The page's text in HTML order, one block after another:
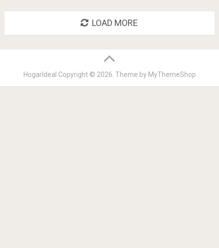
LOAD MORE
HogarIdeal Copyright © 2026. Theme by MyThemeShop